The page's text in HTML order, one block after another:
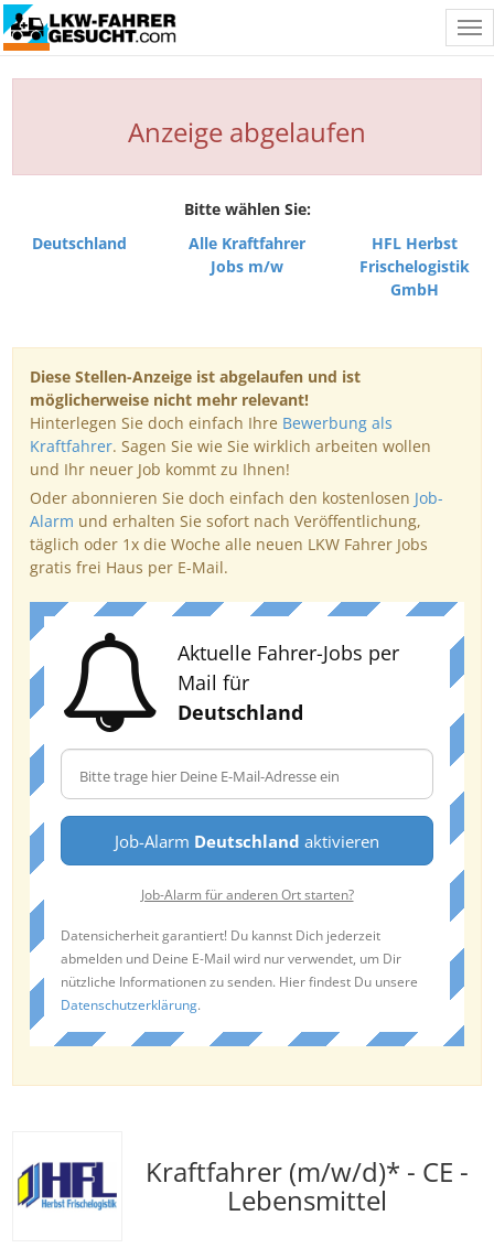
Anzeige abgelaufen
Bitte wählen Sie:
Deutschland
Alle Kraftfahrer
Jobs m/w
HFL Herbst
Frischelogistik
GmbH
Diese Stellen-Anzeige ist abgelaufen und ist
möglicherweise nicht mehr relevant!
Hinterlegen Sie doch einfach Ihre Bewerbung als
Kraftfahrer. Sagen Sie wie Sie wirklich arbeiten wollen
und Ihr neuer Job kommt zu Ihnen!
Oder abonnieren Sie doch einfach den kostenlosen Job-
Alarm und erhalten Sie sofort nach Veröffentlichung,
täglich oder 1x die Woche alle neuen LKW Fahrer Jobs
gratis frei Haus per E-Mail.
Aktuelle Fahrer-Jobs per
Mail für
Deutschland
Job-Alarm Deutschland aktivieren
Job-Alarm für anderen Ort starten?
Datensicherheit garantiert! Du kannst Dich jederzeit
abmelden und Deine E-Mail wird nur verwendet, um Dir
nützliche Informationen zu senden. Hier findest Du unsere
Datenschutzerklärung.
Kraftfahrer (m/w/d)* - CE -
Lebensmittel